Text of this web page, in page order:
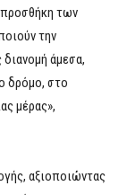
προσθήκη των
την
άμεσα,
δρόμο, στο
μέρας»,
αξιοποιώντας